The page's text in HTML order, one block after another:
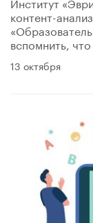
контент-
вспомнить,
13 октября